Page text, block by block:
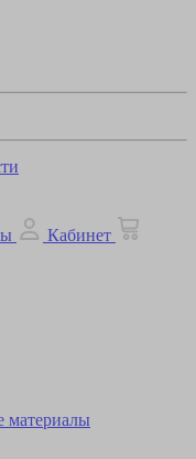
Кабинет
материалы